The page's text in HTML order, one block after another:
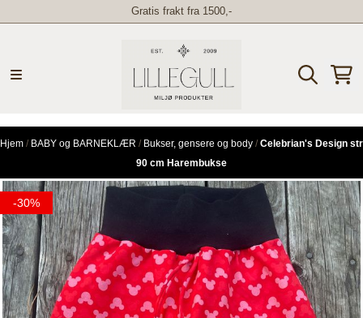
Gratis frakt fra 1500,-
Hjem / BABY og BARNEKLÆR / Bukser, gensere og body / Celebrian's Design str
90 cm Harembukse
-30%